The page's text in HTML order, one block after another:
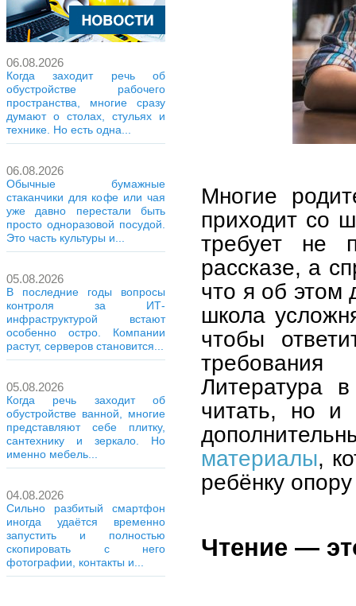
06.08.2026
Когда заходит речь об
обустройстве рабочего
пространства, многие сразу
думают о столах, стульях и
технике. Но есть одна...
06.08.2026
Обычные бумажные
стаканчики для кофе или чая
уже давно перестали быть
просто одноразовой посудой.
Это часть культуры и...
05.08.2026
В последние годы вопросы
контроля за ИТ-
инфраструктурой встают
особенно остро. Компании
растут, серверов становится...
05.08.2026
Когда речь заходит об
обустройстве ванной, многие
представляют себе плитку,
сантехнику и зеркало. Но
именно мебель...
04.08.2026
Сильно разбитый смартфон
иногда удаётся временно
запустить и полностью
скопировать с него
фотографии, контакты и...
Многие
приходит со
требует не
рассказе, а
что я об этом
школа
чтобы
Литература
читать, но и
материалы,
ребёнку
Чтение —